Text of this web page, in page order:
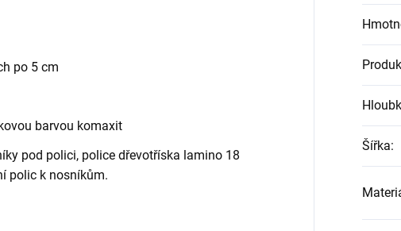
po 5 cm
barvou komaxit
pod polici, police dřevotříska lamino 18
polic k nosníkům.
Šířka: